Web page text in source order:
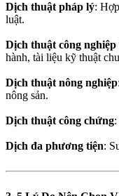
Dịch thuật pháp lý:
luật.
Dịch thuật công
hành, tài liệu kỹ thuật
Dịch thuật nông nghiệp
nông sản.
Dịch thuật công chứng
Dịch đa phương tiện: